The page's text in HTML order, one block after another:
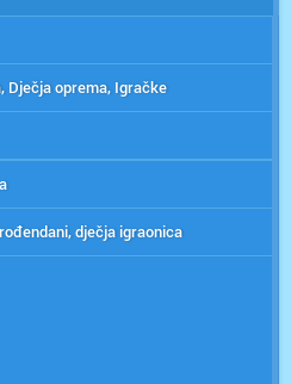
Dječja oprema, Igračke
dječja igraonica